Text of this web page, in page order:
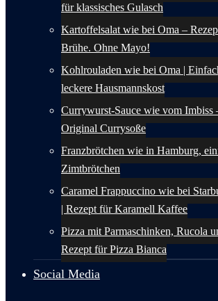
für klassisches Gulasch
Kartoffelsalat wie bei Oma –
Brühe. Ohne Mayo!
Kohlrouladen wie bei Oma |
leckere Hausmannskost
Currywurst-Sauce wie vom Imbiss
Original Currysoße
Franzbrötchen wie in Hamburg,
Zimtbrötchen
Caramel Frappuccino wie bei
| Rezept für Karamell Kaffee
Pizza mit Parmaschinken, Rucola
Rezept für Pizza Bianca
Social Media